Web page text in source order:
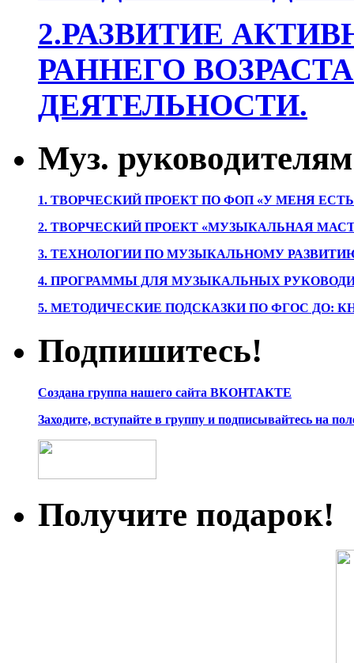
2.РАЗВИТИЕ
РАННЕГО
ДЕЯТЕЛЬНОСТИ.
Муз. руководителям
1. ТВОРЧЕСКИЙ ПРОЕКТ ПО ФОП «У МЕНЯ
2. ТВОРЧЕСКИЙ ПРОЕКТ «МУЗЫКАЛЬНАЯ
3. ТЕХНОЛОГИИ ПО МУЗЫКАЛЬНОМУ
4. ПРОГРАММЫ ДЛЯ МУЗЫКАЛЬНЫХ
5. МЕТОДИЧЕСКИЕ ПОДСКАЗКИ ПО ФГОС ДО:
Подпишитесь!
Создана группа нашего сайта ВКОНТАКТЕ
Заходите, вступайте в группу и подписывайтесь на
Получите подарок!